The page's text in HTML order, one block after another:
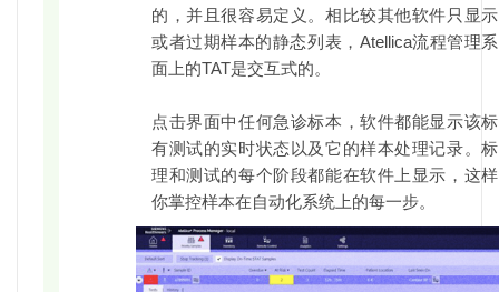
的，并且很容易定义。相比较其他软件只显
或者过期样本的静态列表，Atellica流程管理
面上的TAT是交互式的。
点击界面中任何急诊标本，软件都能显示该
有测试的实时状态以及它的样本处理记录。
理和测试的每个阶段都能在软件上显示，这
你掌控样本在自动化系统上的每一步。